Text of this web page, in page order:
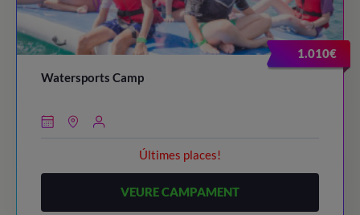
1.010€
Watersports Camp
Últimes places!
VEURE CAMPAMENT